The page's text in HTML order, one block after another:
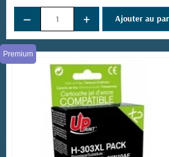
(8 avis)
− + Ajouter au
Premium